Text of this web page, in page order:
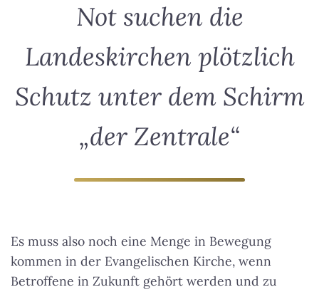
Not suchen die
Landeskirchen plötzlich
Schutz unter dem Schirm
„der Zentrale“
Es muss also noch eine Menge in Bewegung
kommen in der Evangelischen Kirche, wenn
Betroffene in Zukunft gehört werden und zu